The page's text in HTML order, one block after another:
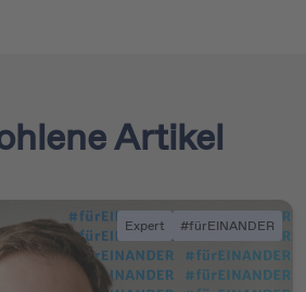
Artikel
Expert #fürEINANDER